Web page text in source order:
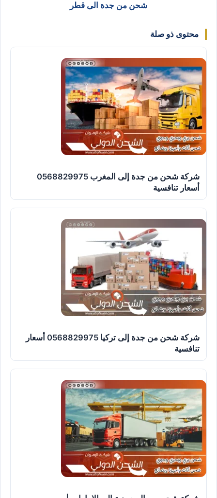
شحن من جدة الى قطر
محتوى ذو صلة
شركة شحن من جدة إلى المغرب 0568829975
أسعار تنافسية
شركة شحن من جدة إلى تركيا 0568829975 أسعار
تنافسية